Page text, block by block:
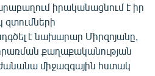
իրականացնում է իր
զտումների
է նախարար Միրզոյանը,
քաղաքականության
միջազգային հստակ